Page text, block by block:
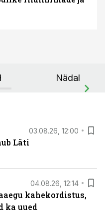
Nädal
03.08.26, 12:00
Läti
04.08.26, 12:14
kahekordistus,
ka uued